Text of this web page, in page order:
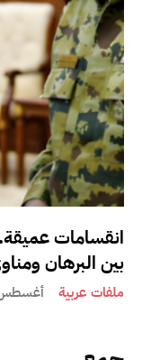
انقسامات
بين البرهان
ملفات عربية أغسطس 6,